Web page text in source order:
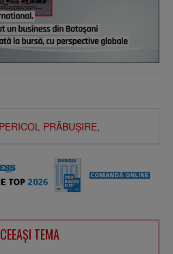
PERICOL PRĂBUŞIRE,
TEMA